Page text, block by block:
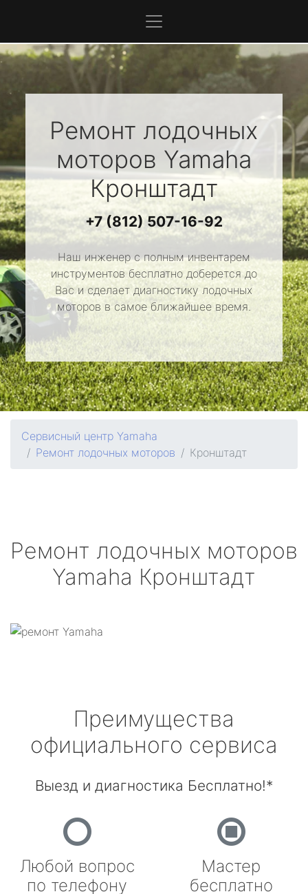
Ремонт лодочных
моторов Yamaha
Кронштадт
+7 (812) 507-16-92
Наш инженер с полным инвентарем
инструментов бесплатно доберется до
Вас и сделает диагностику лодочных
моторов в самое ближайшее время.
Сервисный центр Yamaha
Ремонт лодочных моторов
Кронштадт
Ремонт лодочных моторов
Yamaha Кронштадт
Преимущества
официального сервиса
Выезд и диагностика Бесплатно!*
Любой вопрос
по телефону
Мастер
бесплатно